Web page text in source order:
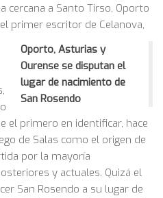
cercana a Santo Tirso, Oporto
primer escritor de Celanova,
Oporto, Asturias y
Ourense se disputan el
lugar de nacimiento de
San Rosendo
el primero en identificar, hace
de Salas como el origen de
por la mayoría
y actuales. Quizá el
San Rosendo a su lugar de